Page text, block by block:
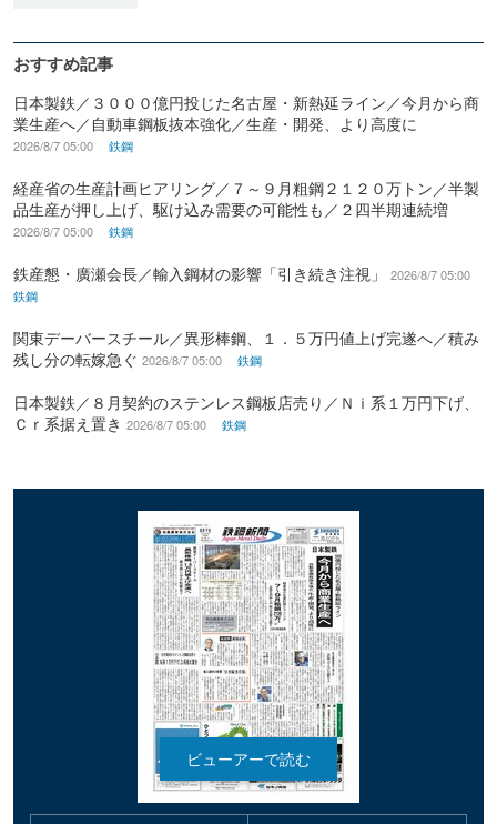
おすすめ記事
日本製鉄／３０００億円投じた名古屋・新熱延ライン／今月から商
業生産へ／自動車鋼板抜本強化／生産・開発、より高度に
2026/8/7 05:00 鉄鋼
経産省の生産計画ヒアリング／７～９月粗鋼２１２０万トン／半製
品生産が押し上げ、駆け込み需要の可能性も／２四半期連続増
2026/8/7 05:00 鉄鋼
鉄産懇・廣瀬会長／輸入鋼材の影響「引き続き注視」
2026/8/7 05:00
鉄鋼
関東デーバースチール／異形棒鋼、１．５万円値上げ完遂へ／積み
残し分の転嫁急ぐ 2026/8/7 05:00 鉄鋼
日本製鉄／８月契約のステンレス鋼板店売り／Ｎｉ系１万円下げ、
Ｃｒ系据え置き 2026/8/7 05:00 鉄鋼